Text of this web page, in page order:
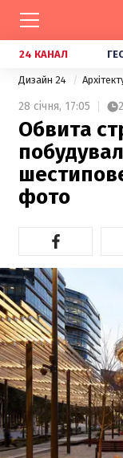
24 КАНАЛ
Дизайн 24
28 січня, 17:05 2
Обвита
фото